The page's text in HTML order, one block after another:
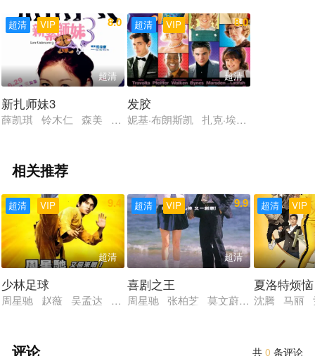
VIP
超清 8.0
超清
新扎师妹3
薛凯琪 铃木仁 森美 许绍雄 黄浩然 周振辉
VIP
超清 8.0
超清
发胶
妮基·布朗斯凯 扎克·埃夫隆 约翰·特
相关推荐
VIP
超清 9.4
超清
少林足球
周星驰 赵薇 吴孟达 谢贤 莫文蔚 张柏芝 黄一飞 田启文
VIP
超清 9.9
超清
喜剧之王
周星驰 张柏芝 莫文蔚 吴孟达 林
VIP
超清
夏洛特烦恼
沈腾 马丽
共0 条评论
评论